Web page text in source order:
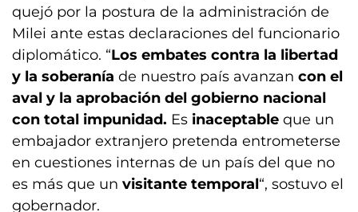
quejó por la postura de la administración de
Milei ante estas declaraciones del funcionario
diplomático. “Los embates contra la libertad
y la soberanía de nuestro país avanzan con el
aval y la aprobación del gobierno nacional
con total impunidad. Es inaceptable que un
embajador extranjero pretenda entrometerse
en cuestiones internas de un país del que no
es más que un visitante temporal“, sostuvo el
gobernador.